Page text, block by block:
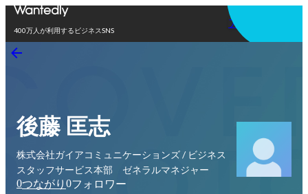
400万人が利用するビジネスSNS
アプリを使う
後藤 匡志
株式会社ガイアコミュニケーションズ / ビジネス
スタッフサービス本部 ゼネラルマネジャー
0つながり 0フォロワー